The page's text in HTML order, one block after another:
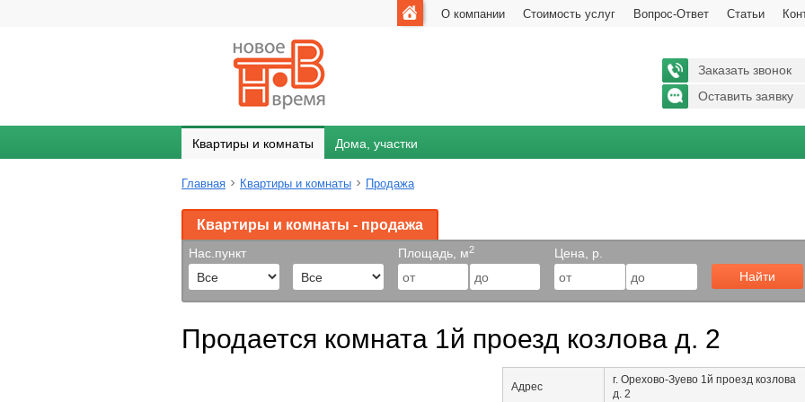
О компании Стоимость услуг Вопрос-Ответ Статьи
Заказать звонок
Оставить заявку
Квартиры и комнаты Дома, участки
Главная Квартиры и комнаты Продажа
Квартиры и комнаты - продажа
Нас.пункт Площадь, м2
Цена, р.
Найти
Продается комната 1й проезд козлова д. 2
Адрес
г. Орехово-Зуево 1й проезд козлова
д. 2